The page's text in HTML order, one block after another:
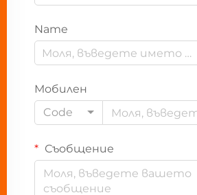
Name
Мобилен
Code
Съобщение